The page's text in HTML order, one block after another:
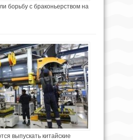
борьбу с браконьерством на
выпускать китайские